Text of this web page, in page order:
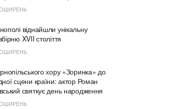
віднайшли унікальну
XVII століття
хору «Зоринка» до
сцени країни: актор Роман
святкує день народження